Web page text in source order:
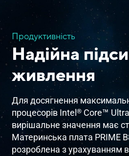
Продуктивність
Надійна
живлення
Для досягнення
процесорів Intel® Core™
вирішальне значення має
Материнська плата PRIME
розроблена з урахуванням